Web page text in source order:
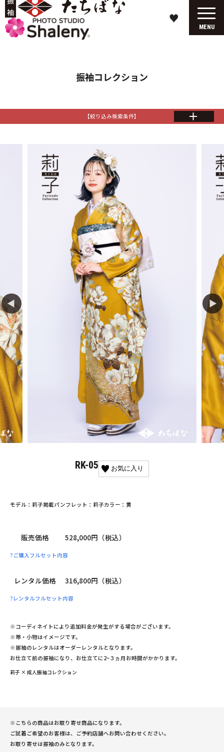
♥
MENU
振袖コレクション
【絞り込み検索条件】
RK-05 お気に入り
モデル：莉子掲載パンフレット：莉子カラー：黄
販売価格 528,000円（税込）
? ご購入フルセット内容
レンタル価格 316,800円（税込）
? レンタルフルセット内容
※コーディネイトにより追加料金が発生がする場合がございます。
※帯・小物はイメージです。
※振袖のレンタルはオーダーレンタルとなります。
お仕立て前の振袖になり、お仕立てに2~３ヵ月お時間がかかります。
莉子 × 成人振袖コレクション
※こちらの商品はお取り寄せ商品になります。
ご試着ご希望のお客様は、ご予約店舗へお問い合わせください。
お取り寄せは振袖のみとなります。